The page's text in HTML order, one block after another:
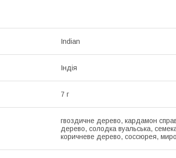
Indian
Індія
7 г
гвоздичне дерево, кардамон
дерево, солодка вуальська,
коричневе дерево, соссюрея,